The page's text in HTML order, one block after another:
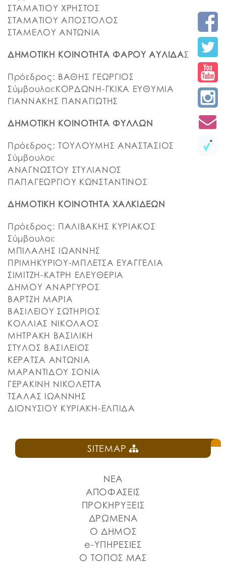
ΣΤΑΜΑΤΙΟΥ ΧΡΗΣΤΟΣ
ΣΤΑΜΑΤΙΟΥ ΑΠΟΣΤΟΛΟΣ
ΣΤΑΜΕΛΟΥ ΑΝΤΩΝΙΑ
ΔΗΜΟΤΙΚΗ ΚΟΙΝΟΤΗΤΑ ΦΑΡΟΥ ΑΥΛΙΔΑΣ
Πρόεδρος: ΒΑΘΗΣ ΓΕΩΡΓΙΟΣ
Σύμβουλοι:ΚΟΡΔΩΝΗ-ΓΚΙΚΑ ΕΥΘΥΜΙΑ
ΓΙΑΝΝΑΚΗΣ ΠΑΝΑΓΙΩΤΗΣ
ΔΗΜΟΤΙΚΗ ΚΟΙΝΟΤΗΤΑ ΦΥΛΛΩΝ
Πρόεδρος: ΤΟΥΛΟΥΜΗΣ ΑΝΑΣΤΑΣΙΟΣ
Σύμβουλοι:
ΑΝΑΓΝΩΣΤΟΥ ΣΤΥΛΙΑΝΟΣ
ΠΑΠΑΓΕΩΡΓΙΟΥ ΚΩΝΣΤΑΝΤΙΝΟΣ
ΔΗΜΟΤΙΚΗ ΚΟΙΝΟΤΗΤΑ ΧΑΛΚΙΔΕΩΝ
Πρόεδρος: ΠΑΛΙΒΑΚΗΣ ΚΥΡΙΑΚΟΣ
Σύμβουλοι:
ΜΠΙΛΑΛΗΣ ΙΩΑΝΝΗΣ
ΠΡΙΜΗΚΥΡΙΟΥ-ΜΠΛΕΤΣΑ ΕΥΑΓΓΕΛΙΑ
ΣΙΜΙΤΖΗ-ΚΑΤΡΗ ΕΛΕΥΘΕΡΙΑ
ΔΗΜΟΥ ΑΝΑΡΓΥΡΟΣ
ΒΑΡΤΖΗ ΜΑΡΙΑ
ΒΑΣΙΛΕΙΟΥ ΣΩΤΗΡΙΟΣ
ΚΟΛΛΙΑΣ ΝΙΚΟΛΑΟΣ
ΜΗΤΡΑΚΗ ΒΑΣΙΛΙΚΗ
ΣΤΥΛΟΣ ΒΑΣΙΛΕΙΟΣ
ΚΕΡΑΤΣΑ ΑΝΤΩΝΙΑ
ΜΑΡΑΝΤΙΔΟΥ ΣΟΝΙΑ
ΓΕΡΑΚΙΝΗ ΝΙΚΟΛΕΤΤΑ
ΤΣΑΛΑΣ ΙΩΑΝΝΗΣ
ΔΙΟΝΥΣΙΟΥ ΚΥΡΙΑΚΗ-ΕΛΠΙΔΑ
SITEMAP
ΝΕΑ
ΑΠΟΦΑΣΕΙΣ
ΠΡΟΚΗΡΥΞΕΙΣ
ΔΡΩΜΕΝΑ
Ο ΔΗΜΟΣ
e-ΥΠΗΡΕΣΙΕΣ
Ο ΤΟΠΟΣ ΜΑΣ